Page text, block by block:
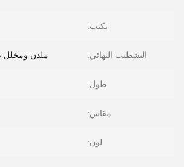
يكتب:
التشطيب النهائي: ملدن ومخلل
طول:
مقاس:
لون: